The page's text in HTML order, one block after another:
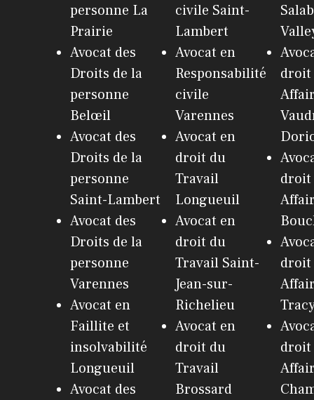
personne La
Prairie
Avocat des
Droits de la
personne
Belœil
Avocat des
Droits de la
personne
Saint-Lambert
Avocat des
Droits de la
personne
Varennes
Avocat en
Faillite et
insolvabilité
Longueuil
Avocat des
civile Saint-
Lambert
Avocat en
Responsabilité
civile
Varennes
Avocat en
droit du
Travail
Longueuil
Avocat en
droit du
Travail Saint-
Jean-sur-
Richelieu
Avocat en
droit du
Travail
Brossard
droit
droit
droit
droit